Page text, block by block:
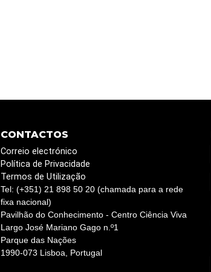
CONTACTOS
Correio electrónico
Política de Privacidade
Termos de Utilização
Tel: (+351) 21 898 50 20 (chamada para a rede
fixa nacional)
Pavilhão do Conhecimento - Centro Ciência Viva
Largo José Mariano Gago n.º1
Parque das Nações
1990-073 Lisboa, Portugal